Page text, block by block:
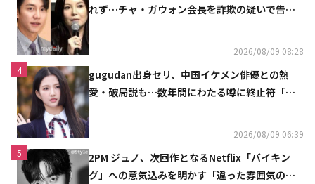
れず…チャ・ガウォン会長を詐欺の疑いで告訴
2026/08/09 08:28
4
gugudan出身セリ、中国イケメン俳優との熱
愛・破局説も…数年間にわたる噂に終止符「邪
2026/08/09 06:39
5
2PM ジュノ、次回作となるNetflix「バイキン
グ」への意気込みを明かす「違った雰囲気の姿